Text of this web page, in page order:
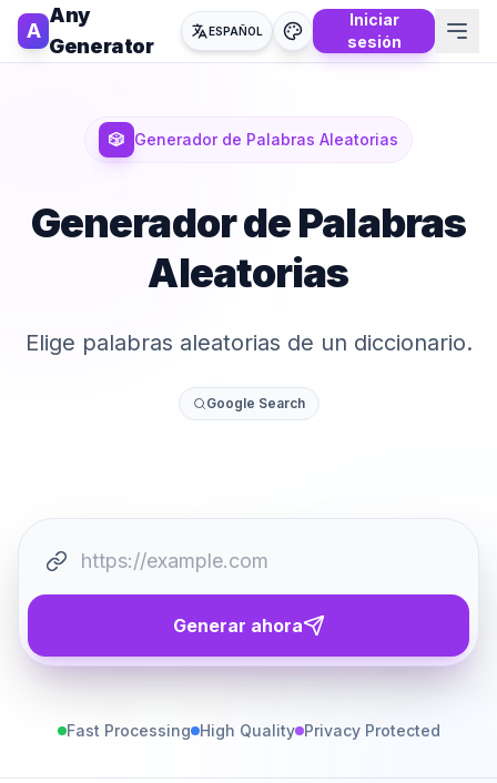
A
Any
Generator
ESPAÑOL
Iniciar
sesión
🎲 Generador de Palabras Aleatorias
Generador de Palabras
Aleatorias
Elige palabras aleatorias de un diccionario.
Google Search
Generar ahora
Fast Processing High Quality Privacy Protected